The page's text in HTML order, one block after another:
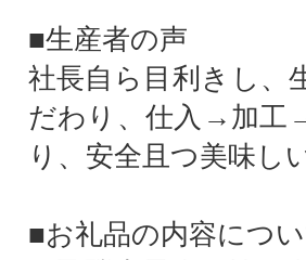
■生産者の声
社長自ら目利きし、
だわり、仕入→加工
り、安全且つ美味し
■お礼品の内容につ